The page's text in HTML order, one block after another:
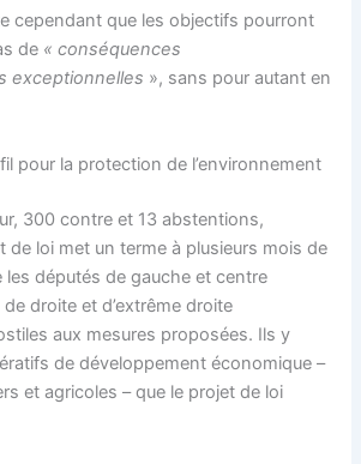
cependant que les objectifs pourront
de « conséquences
exceptionnelles », sans pour autant en
pour la protection de l’environnement
300 contre et 13 abstentions,
de loi met un terme à plusieurs mois de
députés de gauche et centre
droite et d’extrême droite
aux mesures proposées. Ils y
de développement économique –
et agricoles – que le projet de loi